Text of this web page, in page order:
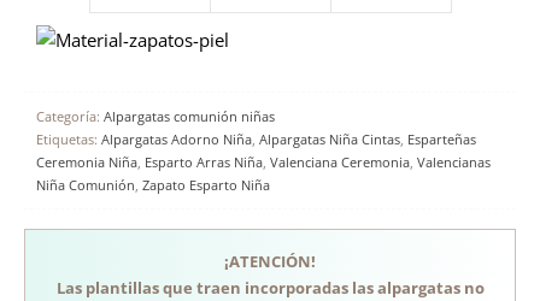
Categoría: Alpargatas comunión niñas
Etiquetas: Alpargatas Adorno Niña Alpargatas Niña Cintas Esparteñas
Ceremonia Niña Esparto Arras Niña Valenciana Ceremonia Valencianas
Niña Comunión Zapato Esparto Niña
¡ATENCIÓN!
Las plantillas que traen incorporadas las alpargatas no